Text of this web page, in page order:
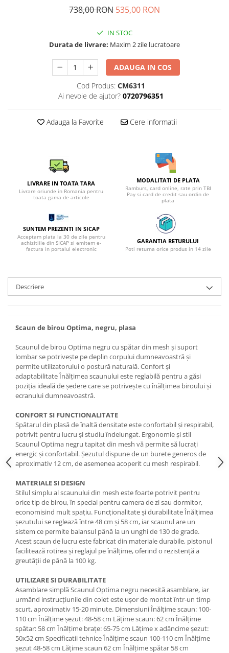
738,00 RON 535,00 RON
IN STOC
Durata de livrare: Maxim 2 zile lucratoare
ADAUGA IN COS
Cod Produs: CM6311
Ai nevoie de ajutor? 0720796351
Adauga la Favorite Cere informatii
LIVRARE IN TOATA TARA
Livrare oriunde in Romania pentru
toata gama de articole
MODALITATI DE PLATA
Ramburs, card online, rate prin TBI
Pay si card de credit sau ordin de
plata
SUNTEM PREZENTI IN SICAP
Acceptam plata la 30 de zile pentru
achizitiile din SICAP si emitem e-
factura in portalul electronic
GARANTIA RETURULUI
Poti returna orice produs in 14 zile
Descriere
Scaun de birou Optima, negru, plasa
Scaunul de birou Optima negru cu spătar din mesh și suport
lombar se potrivește pe deplin corpului dumneavoastră și
permite utilizatorului o postură naturală. Confort și
adaptabilitate Înălțimea scaunului este reglabilă pentru a găsi
poziția ideală de ședere care se potrivește cu înălțimea biroului și
ecranului dumneavoastră.
CONFORT SI FUNCTIONALITATE
Spătarul din plasă de înaltă densitate este confortabil și respirabil,
potrivit pentru lucru și studiu îndelungat. Ergonomie și stil
Scaunul Optima negru tapitat din mesh vă permite să lucrați
energic și confortabil. Șezutul dispune de un burete generos de
aproximativ 12 cm, de asemenea acoperit cu mesh respirabil.
MATERIALE SI DESIGN
Stilul simplu al scaunului din mesh este foarte potrivit pentru
orice tip de birou, în special pentru camera de zi sau dormitor,
economisind mult spațiu. Funcționalitate și durabilitate Înălțimea
șezutului se reglează între 48 cm și 58 cm, iar scaunul are un
sistem ce permite balansul până la un unghi de 130 de grade.
Acest scaun de lucru este fabricat din materiale durabile, pistonul
facilitează rotirea și reglajul pe înălțime, oferind o rezistență a
greutății de până la 100 kg.
UTILIZARE SI DURABILITATE
Asamblare simplă Scaunul Optima negru necesită asamblare, iar
urmând instrucțiunile din colet este ușor de montat într-un timp
scurt, aproximativ 15-20 minute. Dimensiuni Înălțime scaun: 100-
110 cm Înălțime șezut: 48-58 cm Lățime scaun: 62 cm Înălțime
spătar: 58 cm Înălțime brațe: 65-75 cm Lățime x adâncime șezut:
50x52 cm Specificatii tehnice Înălțime scaun 100-110 cm Înălțime
șezut 48-58 cm Lățime scaun 62 cm Înălțime spătar 58 cm